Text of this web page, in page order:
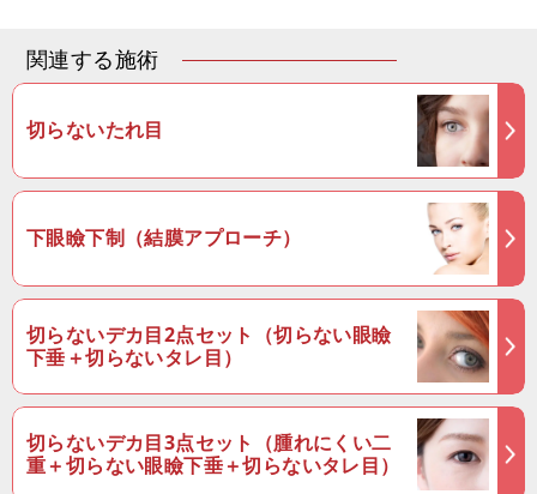
関連する施術
切らないたれ目
下眼瞼下制（結膜アプローチ）
切らないデカ目2点セット（切らない眼瞼
下垂＋切らないタレ目）
切らないデカ目3点セット（腫れにくい二
重＋切らない眼瞼下垂＋切らないタレ目）